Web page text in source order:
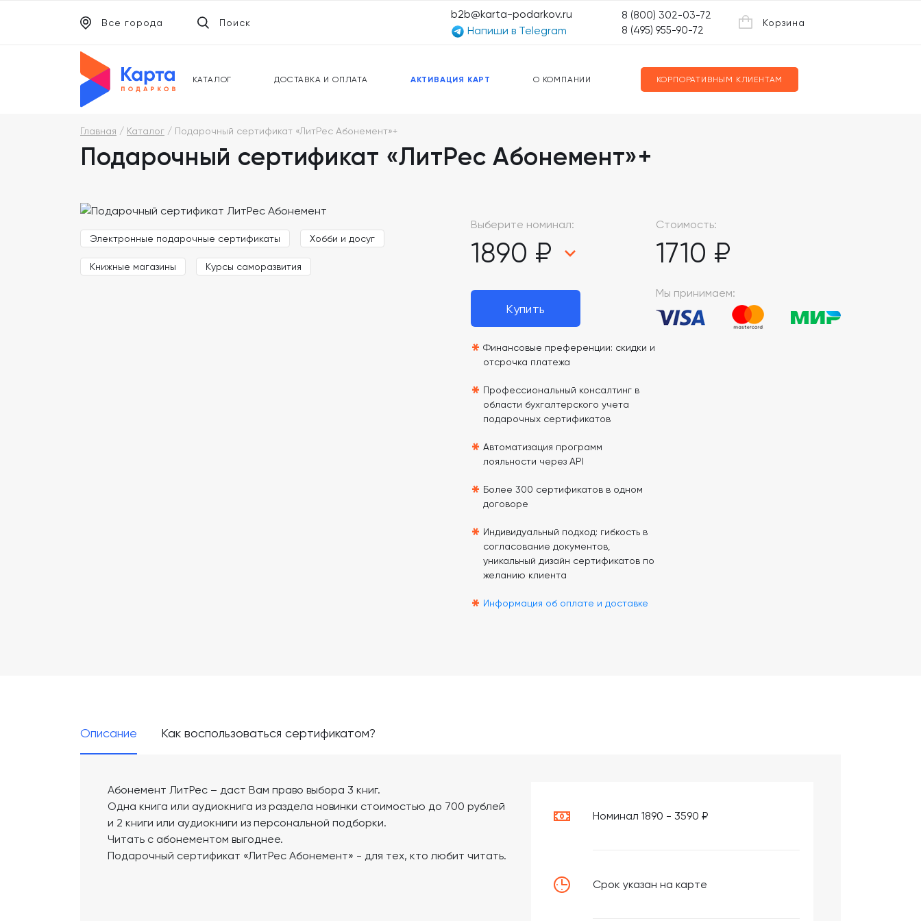
КАТАЛОГ ДОСТАВКА И ОПЛАТА АКТИВАЦИЯ КАРТ О КОМПАНИИ КОРПОРАТИВНЫМ КЛИЕНТАМ
Все города Поиск
b2b@karta-podarkov.ru
Напиши в Telegram
8 (800) 302-03-72
8 (495) 955-90-72
Корзина
ПОДАРОЧНЫЕ КАРТЫ
ПРЕДОПЛАЧЕННЫЕ КАРТЫ
Главная Каталог Подарочный сертификат «ЛитРес Абонемент»+
Подарочный сертификат «ЛитРес Абонемент»+
Электронные подарочные сертификаты Хобби и досуг
Книжные магазины Курсы саморазвития
Выберите номинал:
1890 ₽
Стоимость:
1710 ₽
Купить
* Финансовые преференции: скидки и
отсрочка платежа
* Профессиональный консалтинг в
области бухгалтерского учета
подарочных сертификатов
* Автоматизация программ
лояльности через API
* Более 300 сертификатов в одном
договоре
* Индивидуальный подход: гибкость в
согласование документов,
уникальный дизайн сертификатов по
желанию клиента
* Информация об оплате и доставке
Мы принимаем:
Описание Как воспользоваться сертификатом?
Номинал 1890 - 3590 ₽
Срок указан на карте
Абонемент ЛитРес – даст Вам право выбора 3 книг.
Одна книга или аудиокнига из раздела новинки стоимостью до 700 рублей
и 2 книги или аудиокниги из персональной подборки.
Читать с абонементом выгоднее.
Подарочный сертификат «ЛитРес Абонемент» - для тех, кто любит читать.